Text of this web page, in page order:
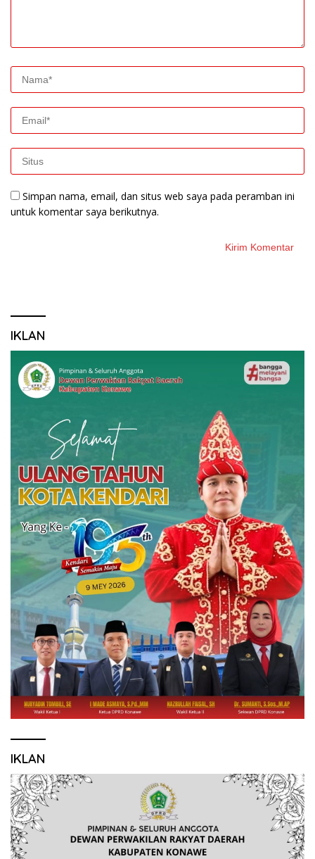
Simpan nama, email, dan situs web saya pada peramban ini
untuk komentar saya berikutnya.
IKLAN
IKLAN